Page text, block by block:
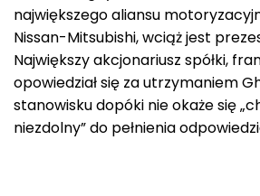
największego aliansu
Nissan-Mitsubishi, wciąż jest
Największy akcjonariusz spółki,
opowiedział się za utrzymaniem
stanowisku dopóki nie okaże się
niezdolny” do pełnienia